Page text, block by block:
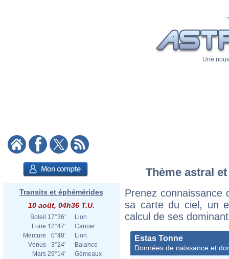
Une
Transits et éphémérides
10 août, 04h36 T.U.
Soleil 17°36'
Lion
Lune 12°47'
Cancer
Mercure
0°48'
Lion
Vénus
3°24'
Balance
Mars 29°14'
Gémeaux
Thème astral
Prenez connaissance
sa carte du ciel, un
calcul de ses
Estas Tonne
Données de naissance et